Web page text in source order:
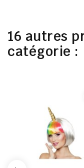
16 autres
catégorie :